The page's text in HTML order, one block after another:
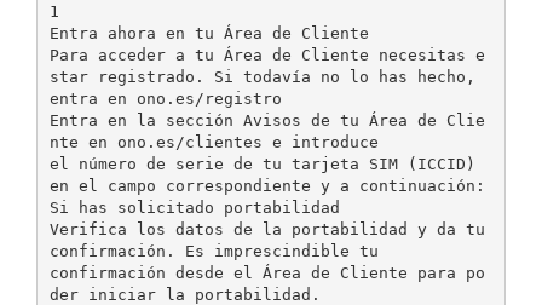
1
Entra ahora en tu Área de Cliente
Para acceder a tu Área de Cliente necesitas e
star registrado. Si todavía no lo has hecho,
entra en ono.es/registro
Entra en la sección Avisos de tu Área de Clie
nte en ono.es/clientes e introduce
el número de serie de tu tarjeta SIM (ICCID)
en el campo correspondiente y a continuación:
Si has solicitado portabilidad
Verifica los datos de la portabilidad y da tu
confirmación. Es imprescindible tu
confirmación desde el Área de Cliente para po
der iniciar la portabilidad.